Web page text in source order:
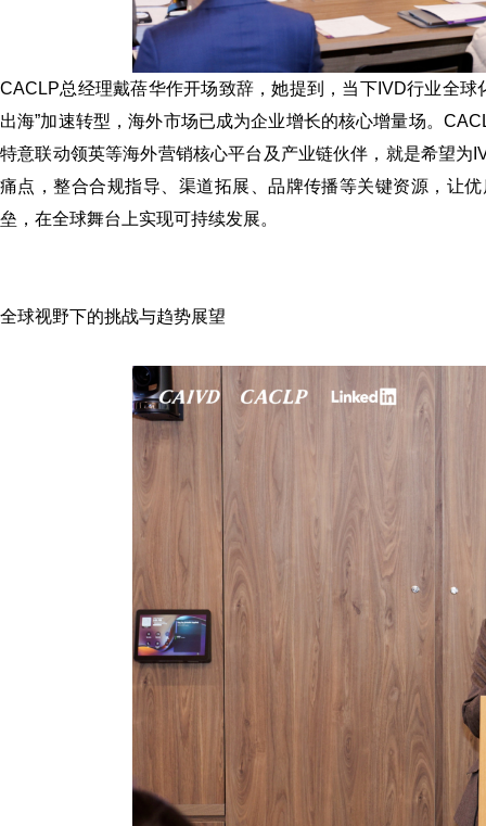
CACLP总经理戴蓓华作开场致辞，她提到，当下IVD行业全
出海”加速转型，海外市场已成为企业增长的核心增量场。
特意联动领英等海外营销核心平台及产业链伙伴，就是希望
痛点，整合合规指导、渠道拓展、品牌传播等关键资源，让
垒，在全球舞台上实现可持续发展。
全球视野下的挑战与趋势展望
《体外诊断资讯